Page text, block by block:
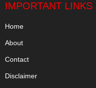
IMPORTANT LINKS
Home
About
Contact
Disclaimer